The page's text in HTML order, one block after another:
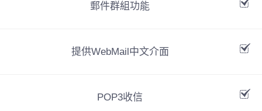
郵件群組功能
提供WebMail中文介面
POP3收信